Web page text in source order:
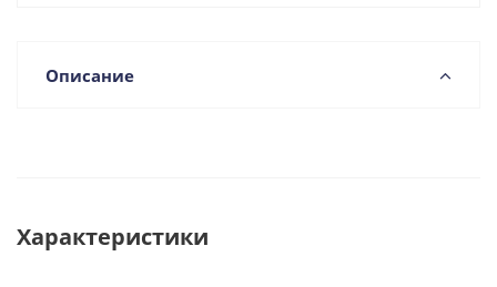
Описание
Характеристики